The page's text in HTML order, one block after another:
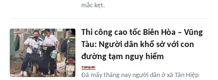
mắc kẹt.
Thi công cao tốc Biên Hòa – Vũng
Tàu: Người dân khổ sở với con
đường tạm nguy hiểm
Đã mấy tháng nay người dân ở xã Tân Hiệp